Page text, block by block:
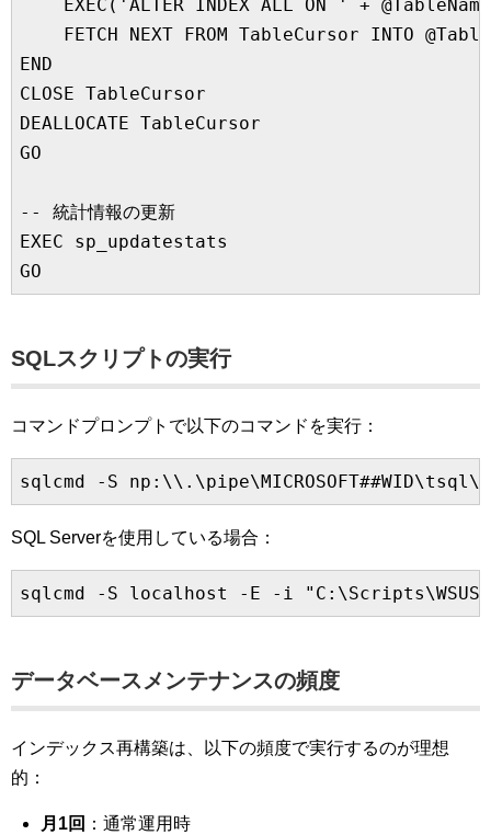
EXEC('ALTER INDEX ALL ON ' +
FETCH NEXT FROM TableCursor INTO
END
CLOSE TableCursor
DEALLOCATE TableCursor
GO
-- 統計情報の更新
EXEC sp_updatestats
SQLスクリプトの実行
コマンドプロンプトで以下のコマンドを実行：
SQL Serverを使用している場合：
データベースメンテナンスの頻度
インデックス再構築は、以下の頻度で実行するのが理想
的：
月1回 ：通常運用時